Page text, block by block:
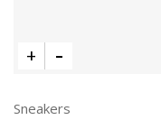
Sneakers